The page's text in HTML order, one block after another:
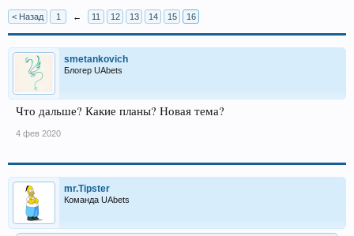
< Назад 1 ← 11 12 13 14 15 16
smetankovich
Блогер UAbets
Что дальше? Какие планы? Новая тема?
4 фев 2020
mr.Tipster
Команда UAbets